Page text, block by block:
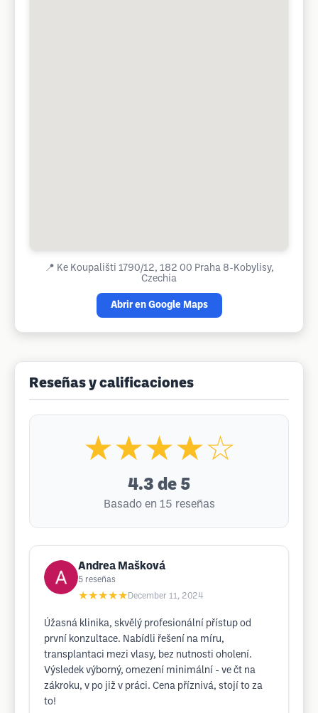
📍 Ke Koupališti 1790/12, 182 00 Praha 8-Kobylisy,
Czechia
Abrir en Google Maps
Reseñas y calificaciones
★★★★☆
4.3 de 5
Basado en 15 reseñas
Andrea Mašková
5 reseñas
★★★★★ December 11, 2024
Úžasná klinika, skvělý profesionální přístup od
první konzultace. Nabídli řešení na míru,
transplantaci mezi vlasy, bez nutnosti oholení.
Výsledek výborný, omezení minimální - ve čt na
zákroku, v po již v práci. Cena příznivá, stojí to za
to!